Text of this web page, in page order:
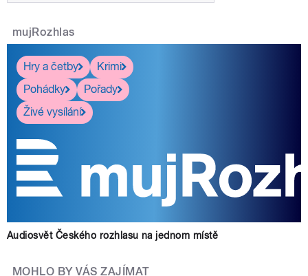
mujRozhlas
Hry a četby
Krimi
Pohádky
Pořady
Živé vysílání
Audiosvět Českého rozhlasu na jednom místě
MOHLO BY VÁS ZAJÍMAT